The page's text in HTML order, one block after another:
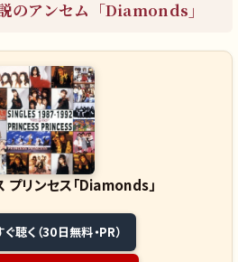
のアンセム「Diamonds」
プリンセス「Diamonds」
聴く（30日無料・PR）